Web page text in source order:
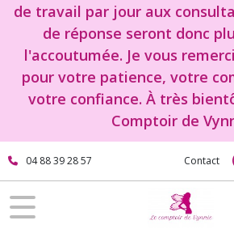
de travail par jour aux
de réponse seront donc
l'accoutumée. Je vous
pour votre patience, votre
votre confiance. À très
Comptoir de
04 88 39 28 57 Contact